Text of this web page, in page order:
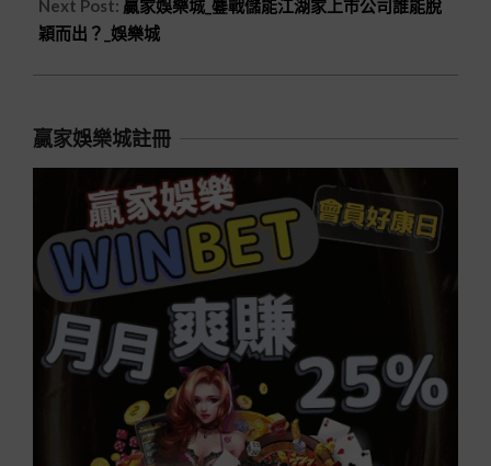
Next Post: 贏家娛樂城_鏖戰儲能江湖家上市公司誰能脫
穎而出？_娛樂城
贏家娛樂城註冊